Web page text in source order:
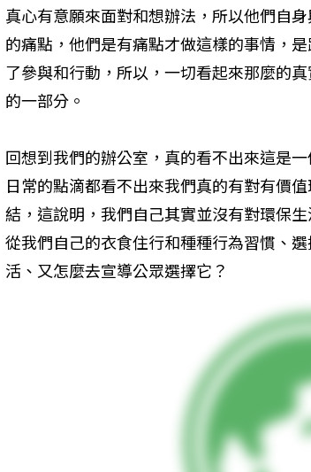
真心有意願來面對和想辦法，所以他們自
的痛點，他們是有痛點才做這樣的事情，
了參與和行動，所以，一切看起來那麼的
的一部分。
回想到我們的辦公室，真的看不出來這是
日常的點滴都看不出來我們真的有對有價
結，這說明，我們自己其實並沒有對環保
從我們自己的衣食住行和種種行為習慣、
活、又怎麼去宣導公眾選擇它？